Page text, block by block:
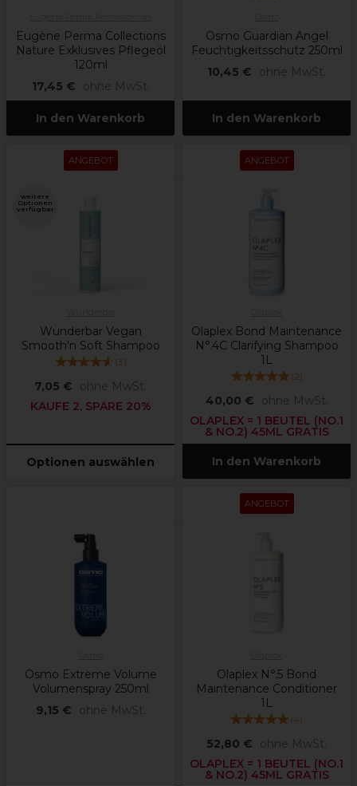
Eugène Perma Collections
Nature Exklusives Pflegeöl
120ml
17,45 €
ohne MwSt.
In den Warenkorb
Osmo Guardian Angel
Feuchtigkeitsschutz 250ml
10,45 €
ohne MwSt.
In den Warenkorb
ANGEBOT
weitere
Optionen
verfügbar
Wunderbar Vegan
Smooth'n Soft Shampoo
(3)
7,05 €
ohne MwSt.
KAUFE 2, SPARE 20%
Optionen auswählen
ANGEBOT
Olaplex Bond Maintenance
N°.4C Clarifying Shampoo
1L
(2)
40,00 €
ohne MwSt.
OLAPLEX = 1 BEUTEL (NO.1
& NO.2) 45ML GRATIS
In den Warenkorb
Osmo Extreme Volume
Volumenspray 250ml
9,15 €
ohne MwSt.
ANGEBOT
Olaplex N°.5 Bond
Maintenance Conditioner
1L
(4)
52,80 €
ohne MwSt.
OLAPLEX = 1 BEUTEL (NO.1
& NO.2) 45ML GRATIS